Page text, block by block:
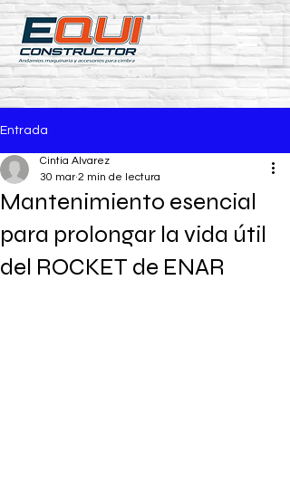
Entrada
Mantenimiento esencial
para prolongar la vida útil
del ROCKET de ENAR
Cintia Alvarez
30 mar 2 min de lectura